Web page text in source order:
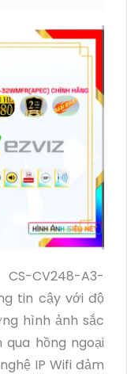
CV248-A3-
tin cậy với độ
hình ảnh sắc
hồng ngoại
IP Wifi đảm